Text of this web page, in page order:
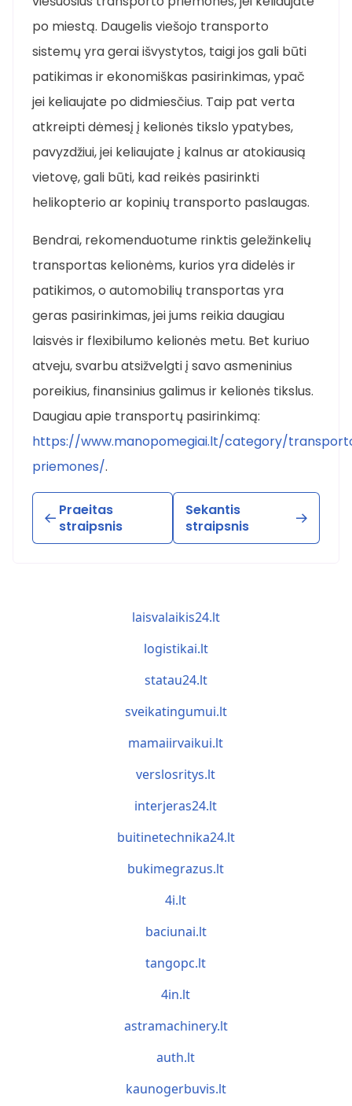
po miestą. Daugelis viešojo transporto
sistemų yra gerai išvystytos, taigi jos gali būti
patikimas ir ekonomiškas pasirinkimas, ypač
jei keliaujate po didmiesčius. Taip pat verta
atkreipti dėmesį į kelionės tikslo ypatybes,
pavyzdžiui, jei keliaujate į kalnus ar atokiausią
vietovę, gali būti, kad reikės pasirinkti
helikopterio ar kopinių transporto paslaugas.
Bendrai, rekomenduotume rinktis geležinkelių
transportas kelionėms, kurios yra didelės ir
patikimos, o automobilių transportas yra
geras pasirinkimas, jei jums reikia daugiau
laisvės ir flexibilumo kelionės metu. Bet kuriuo
atveju, svarbu atsižvelgti į savo asmeninius
poreikius, finansinius galimus ir kelionės tikslus.
Daugiau apie transportų pasirinkimą:
https://www.manopomegiai.lt/category/
priemones/.
Praeitas
straipsnis
Sekantis
straipsnis
laisvalaikis24.lt
logistikai.lt
statau24.lt
sveikatingumui.lt
mamaiirvaikui.lt
verslosritys.lt
interjeras24.lt
buitinetechnika24.lt
bukimegrazus.lt
4i.lt
baciunai.lt
tangopc.lt
4in.lt
astramachinery.lt
auth.lt
kaunogerbuvis.lt